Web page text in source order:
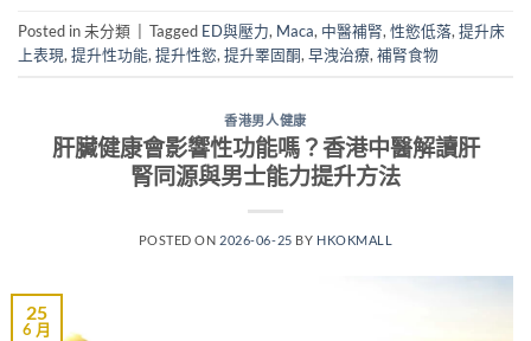
Posted in 未分類 Tagged ED與壓力, Maca, 中醫補腎,性慾低落,提升床
上表現,提升性功能,提升性慾,提升睪固酮,早洩治療,補腎食物
香港男人健康
肝臟健康會影響性功能嗎？香港中醫解讀肝
腎同源與男士能力提升方法
POSTED ON 2026-06-25 BY HKOKMALL
25
6 月